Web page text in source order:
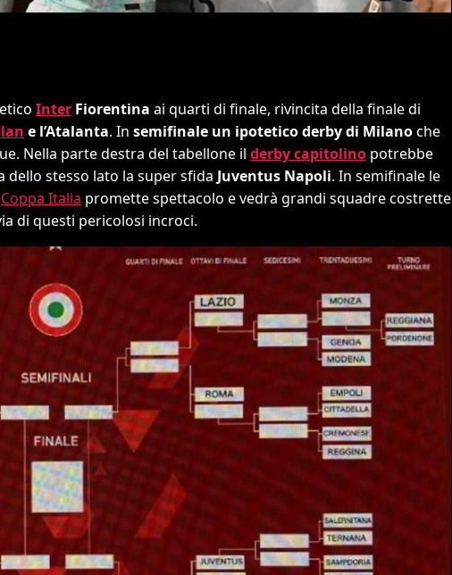
Inter Fiorentina ai quarti di finale, rivincita della finale di
e l’Atalanta. In semifinale un ipotetico derby di Milanoche
Nella parte destra del tabellone il derby capitolino potrebbe
dello stesso lato la super sfida Juventus Napoli. In semifinale le
Coppa Italia promette spettacolo e vedrà grandi squadre costrette
di questi pericolosi incroci.